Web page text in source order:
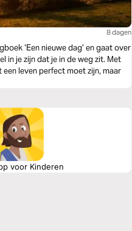
8 dagen
‘Een nieuwe dag’ en gaat over
in je zijn dat je in de weg zit. Met
leven perfect moet zijn, maar
voor Kinderen